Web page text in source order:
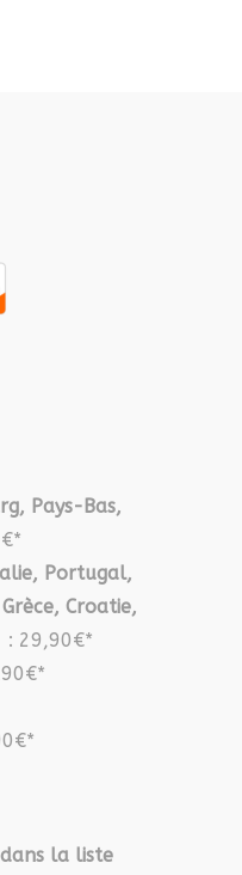
Pays-Bas,
Portugal,
Croatie,
: 29,90€*
la liste